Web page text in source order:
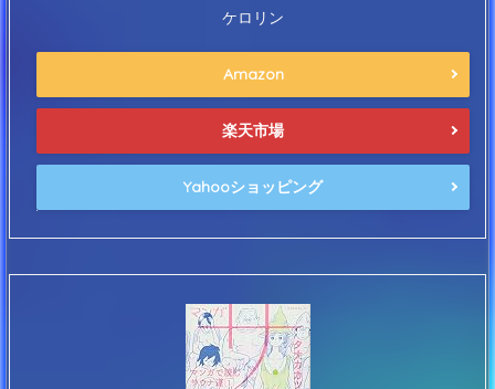
ケロリン
Amazon
楽天市場
Yahooショッピング